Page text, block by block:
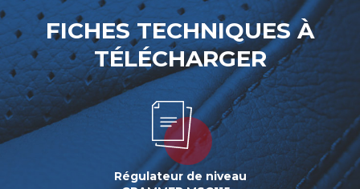
FICHES TECHNIQUES À
TÉLÉCHARGER
Régulateur de niveau